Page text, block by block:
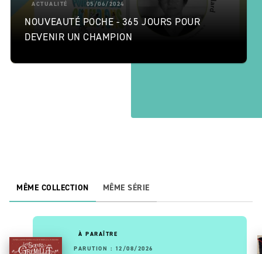
ACTUALITÉ 05/06/2024
NOUVEAUTÉ POCHE - 365 JOURS POUR
DEVENIR UN CHAMPION
MÊME COLLECTION MÊME SÉRIE
À PARAÎTRE
PARUTION : 12/08/2026